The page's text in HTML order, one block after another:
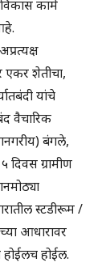
कामे
एकर शेतीचा,
यांचे
वैचारिक
बंगले,
दिवस ग्रामीण
स्टडीरूम /
आधारावर
होईल.